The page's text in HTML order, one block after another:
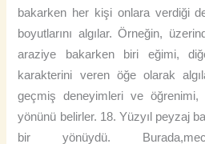
bakarken her kişi onlara verdiği
boyutlarını algılar. Örneğin,
araziye bakarken biri eğimi,
karakterini veren öğe olarak
geçmiş deneyimleri ve öğrenimi,
yönünü belirler. 18. Yüzyıl peyzaj
bir yönüydü.